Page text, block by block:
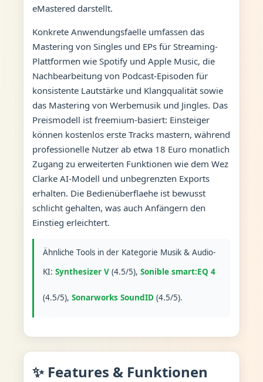
eMastered darstellt.
Konkrete Anwendungsfaelle umfassen das
Mastering von Singles und EPs für Streaming-
Plattformen wie Spotify und Apple Music, die
Nachbearbeitung von Podcast-Episoden für
konsistente Lautstärke und Klangqualität sowie
das Mastering von Werbemusik und Jingles. Das
Preismodell ist freemium-basiert: Einsteiger
können kostenlos erste Tracks mastern, während
professionelle Nutzer ab etwa 18 Euro monatlich
Zugang zu erweiterten Funktionen wie dem Wez
Clarke AI-Modell und unbegrenzten Exports
erhalten. Die Bedienüberflaehe ist bewusst
schlicht gehalten, was auch Anfängern den
Einstieg erleichtert.
Ähnliche Tools in der Kategorie Musik & Audio-
KI: Synthesizer V(4.5/5), Sonible smart:EQ 4
(4.5/5), Sonarworks SoundID(4.5/5).
✨ Features & Funktionen